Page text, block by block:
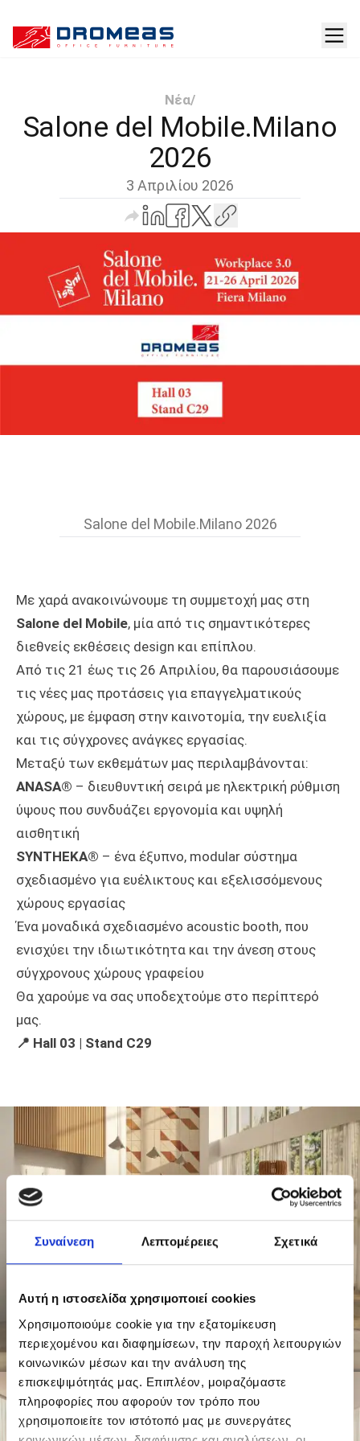
Συναίνεση Λεπτομέρειες Σχετικά
Αυτή η ιστοσελίδα χρησιμοποιεί cookies
Χρησιμοποιούμε cookie για την εξατομίκευση
περιεχομένου και διαφημίσεων, την παροχή λειτουργιών
κοινωνικών μέσων και την ανάλυση της
επισκεψιμότητάς μας. Επιπλέον, μοιραζόμαστε
πληροφορίες που αφορούν τον τρόπο που
χρησιμοποιείτε τον ιστότοπό μας με συνεργάτες
Νέα/
Salone del Mobile.Milano
2026
3 Απριλίου 2026
Salone del Mobile.Milano 2026
Με χαρά ανακοινώνουμε τη συμμετοχή μας στη
Salone del Mobile, μία από τις σημαντικότερες
διεθνείς εκθέσεις design και επίπλου.
Από τις 21 έως τις 26 Απριλίου, θα παρουσιάσουμε
τις νέες μας προτάσεις για επαγγελματικούς
χώρους, με έμφαση στην καινοτομία, την ευελιξία
και τις σύγχρονες ανάγκες εργασίας.
Μεταξύ των εκθεμάτων μας περιλαμβάνονται:
ANASA® – διευθυντική σειρά με ηλεκτρική ρύθμιση
ύψους που συνδυάζει εργονομία και υψηλή
αισθητική
SYNTHEKA® – ένα έξυπνο, modular σύστημα
σχεδιασμένο για ευέλικτους και εξελισσόμενους
χώρους εργασίας
Ένα μοναδικά σχεδιασμένο acoustic booth, που
ενισχύει την ιδιωτικότητα και την άνεση στους
σύγχρονους χώρους γραφείου
Θα χαρούμε να σας υποδεχτούμε στο περίπτερό
μας.
📍 Hall 03 | Stand C29